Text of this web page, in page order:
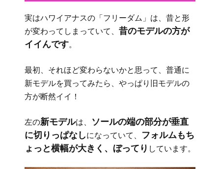
実はハワイアナスの「フリーダム」は、昔と形
が変わってしまっていて、 昔のモデルの方が
イイんです。
最初、それほど変わらないかと思って、普通に
新モデルを買ってみたら、やっぱり旧モデルの
方が断然イイ！
左の新モデルは、
ソールの端の部分が垂直
に切りっぱなしになっていて、
フォルムもち
ょっと横幅が大きく、ぼってり しています。